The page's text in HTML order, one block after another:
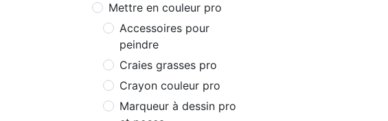
Mettre en couleur pro
Accessoires pour
peindre
Craies grasses pro
Crayon couleur pro
Marqueur à dessin pro